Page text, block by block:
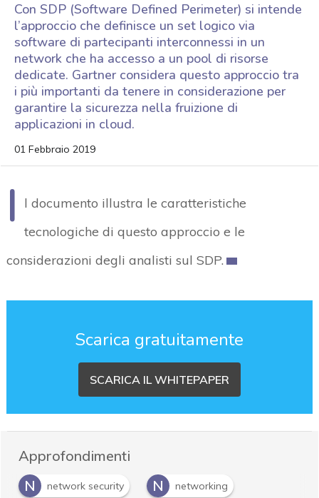
Con SDP (Software Defined Perimeter) si intende
l’approccio che definisce un set logico via
software di partecipanti interconnessi in un
network che ha accesso a un pool di risorse
dedicate. Gartner considera questo approccio tra
i più importanti da tenere in considerazione per
garantire la sicurezza nella fruizione di
applicazioni in cloud.
01 Febbraio 2019
I
l documento illustra le caratteristiche
tecnologiche di questo approccio e le
considerazioni degli analisti sul SDP.
Scarica gratuitamente
SCARICA IL WHITEPAPER
Approfondimenti
N
network security N networking